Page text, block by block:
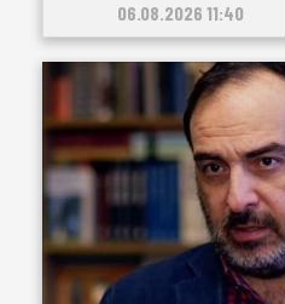
06.08.2026 11:40